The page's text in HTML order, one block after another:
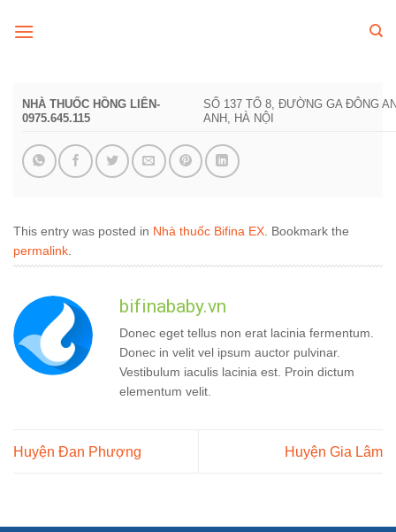
NHÀ THUỐC HỒNG LIÊN-
0975.645.115
SỐ 137 TỔ 8, ĐƯỜNG GA ĐÔNG
ANH, HÀ NỘI
This entry was posted in Nhà thuốc Bifina EX . Bookmark the
permalink
bifinababy.vn
Donec eget tellus non erat lacinia fermentum.
Donec in velit vel ipsum auctor pulvinar.
Vestibulum iaculis lacinia est. Proin dictum
elementum velit.
Huyện Đan Phượng Huyện Gia Lâm